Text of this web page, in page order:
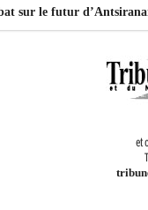
sur le futur
et